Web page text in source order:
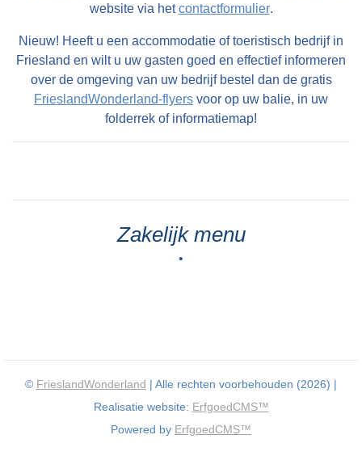
website via hetcontactformulier.
Nieuw! Heeft u een accommodatie of toeristisch bedrijf in
Friesland en wilt u uw gasten goed en effectief informeren
over de omgeving van uw bedrijf bestel dan de gratis
FrieslandWonderland-flyers voor op uw balie, in uw
folderrek of informatiemap!
Zakelijk menu
•
© FrieslandWonderland | Alle rechten voorbehouden (2026) |
Realisatie website: ErfgoedCMS™
Powered by ErfgoedCMS™